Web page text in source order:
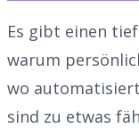
Es gibt einen
warum
wo
sind zu etwas